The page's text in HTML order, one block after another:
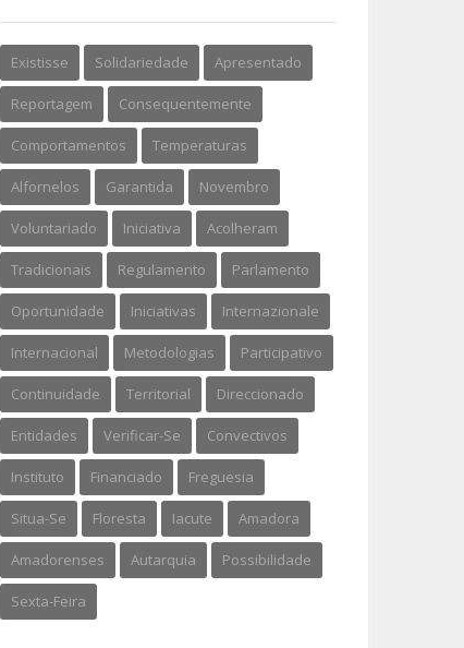
Existisse Solidariedade Apresentado
Reportagem Consequentemente
Comportamentos Temperaturas
Alfornelos Garantida Novembro
Voluntariado Iniciativa Acolheram
Tradicionais Regulamento Parlamento
Oportunidade Iniciativas Internazionale
Internacional Metodologias Participativo
Continuidade Territorial Direccionado
Entidades Verificar-Se Convectivos
Instituto Financiado Freguesia
Situa-Se Floresta Iacute Amadora
Amadorenses Autarquia Possibilidade
Sexta-Feira